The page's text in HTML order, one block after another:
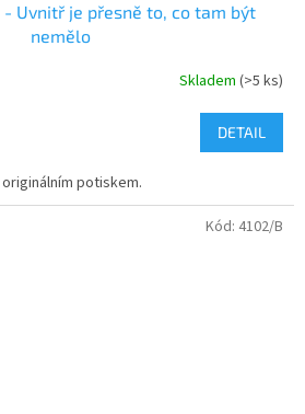
- Uvnitř je přesně to, co tam být
nemělo
Skladem (>5 ks)
DETAIL
potiskem.
Kód: 4102/B